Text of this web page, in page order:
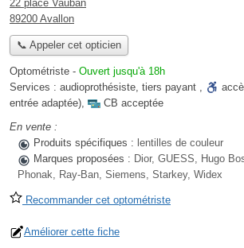
22 place Vauban
89200 Avallon
📞 Appeler cet opticien
Optométriste - Ouvert jusqu'à 18h
Services : audioprothésiste, tiers payant ,
entrée adaptée),
CB acceptée
En vente :
Produits spécifiques : lentilles de couleur
Marques proposées : Dior, GUESS, Hugo
Phonak, Ray-Ban, Siemens, Starkey, Widex
Recommander cet optométriste
Améliorer cette fiche